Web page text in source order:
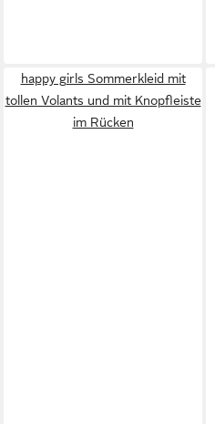
happy girls Sommerkleid mit
tollen Volants und mit Knopfleiste
im Rücken